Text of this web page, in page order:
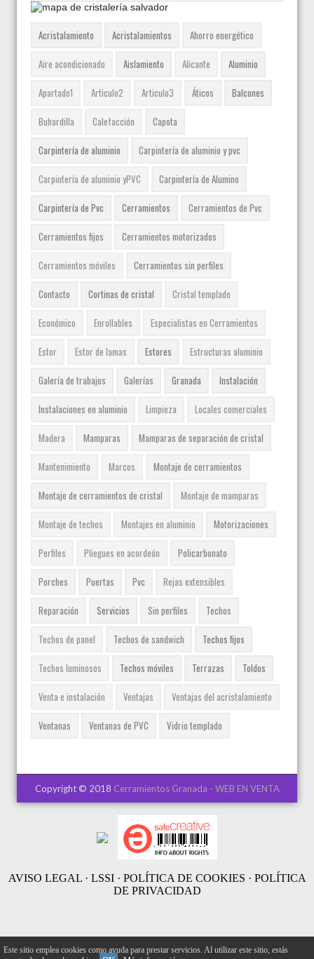
Acristalamiento Acristalamientos Ahorro energético
Aire acondicionado Aislamiento Alicante Aluminio
Apartado1 Articulo2 Articulo3 Áticos Balcones
Buhardilla Calefacción Capota
Carpintería de aluminio Carpintería de aluminio y pvc
Carpintería de aluminio yPVC Carpintería de Alumino
Carpintería de Pvc Cerramientos Cerramientos de Pvc
Cerramientos fijos Cerramientos motorizados
Cerramientos móviles Cerramientos sin perfiles
Contacto Cortinas de cristal Cristal templado
Económico Enrollables Especialistas en Cerramientos
Estor Estor de lamas Estores Estructuras aluminio
Galería de trabajos Galerías Granada Instalación
Instalaciones en aluminio Limpieza Locales comerciales
Madera Mamparas Mamparas de separación de cristal
Mantenimiento Marcos Montaje de cerramientos
Montaje de cerramientos de cristal Montaje de mamparas
Montaje de techos Montajes en aluminio Motorizaciones
Perfiles Pliegues en acordeón Policarbonato
Porches Puertas Pvc Rejas extensibles
Reparación Servicios Sin perfiles Techos
Techos de panel Techos de sandwich Techos fijos
Techos luminosos Techos móviles Terrazas Toldos
Venta e instalación Ventajas Ventajas del acristalamiento
Ventanas Ventanas de PVC Vidrio templado
Copyright © 2018 Cerramientos Granada - WEB EN VENTA
AVISO LEGAL · LSSI · POLÍTICA DE COOKIES · POLÍTICA
DE PRIVACIDAD
Este sitio emplea cookies como ayuda para prestar servicios. Al utilizar este sitio, estás